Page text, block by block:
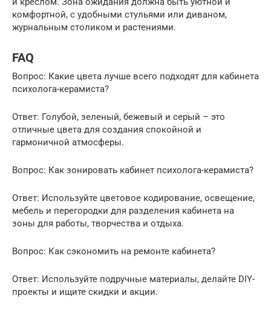
комфортной, с удобными стульями или диваном,
журнальным столиком и растениями.
FAQ
Вопрос: Какие цвета лучше всего подходят для кабинета
психолога-керамиста?
Ответ: Голубой, зеленый, бежевый и серый – это
отличные цвета для создания спокойной и
гармоничной атмосферы.
Вопрос: Как зонировать кабинет психолога-керамиста?
Ответ: Используйте цветовое кодирование, освещение,
мебель и перегородки для разделения кабинета на
зоны для работы, творчества и отдыха.
Вопрос: Как сэкономить на ремонте кабинета?
Ответ: Используйте подручные материалы, делайте DIY-
проекты и ищите скидки и акции.